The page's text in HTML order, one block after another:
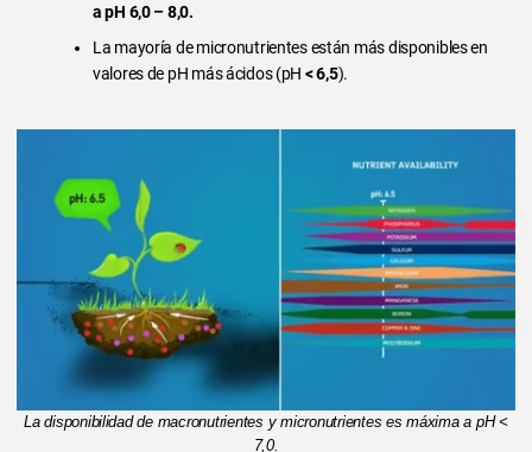
a pH 6,0 – 8,0.
La mayoría de micronutrientes están más disponibles en
valores de pH más ácidos (pH < 6,5).
La disponibilidad de macronutrientes y micronutrientes es máxima a pH <
7,0.